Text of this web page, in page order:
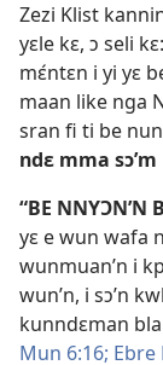
Zezi Klist
yɛle kɛ, ɔ seli
mɛ́ntɛn i yi yɛ
maan like nga
sran fi ti be
ndɛ mma
“BE NNYƆN’N
yɛ e wun wafa
wunmuan’n i
wun’n, i sɔ’n
kunndɛman
Mun 6:16; Ebre